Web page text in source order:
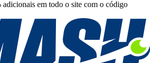
em todo o site com o código